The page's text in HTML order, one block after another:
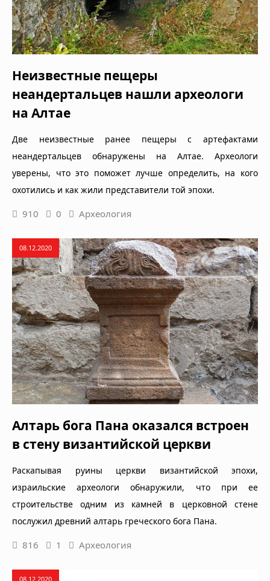
Неизвестные пещеры
неандертальцев нашли археологи
на Алтае
Две неизвестные ранее пещеры с артефактами
неандертальцев обнаружены на Алтае. Археологи
уверены, что это поможет лучше определить, на кого
охотились и как жили представители той эпохи.
910 0 Археология
08.12.2020
Алтарь бога Пана оказался встроен
в стену византийской церкви
Раскапывая руины церкви византийской эпохи,
израильские археологи обнаружили, что при ее
строительстве одним из камней в церковной стене
послужил древний алтарь греческого бога Пана.
816 1 Археология
08.12.2020